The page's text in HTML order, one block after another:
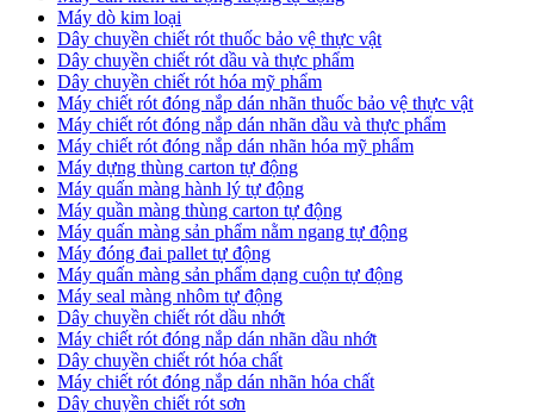
Máy dò kim loại
Dây chuyền chiết rót thuốc bảo vệ thực vật
Dây chuyền chiết rót dầu và thực phẩm
Dây chuyền chiết rót hóa mỹ phẩm
Máy chiết rót đóng nắp dán nhãn thuốc bảo vệ thực vật
Máy chiết rót đóng nắp dán nhãn dầu và thực phẩm
Máy chiết rót đóng nắp dán nhãn hóa mỹ phẩm
Máy dựng thùng carton tự động
Máy quấn màng hành lý tự động
Máy quần màng thùng carton tự động
Máy quấn màng sản phẩm nằm ngang tự động
Máy đóng đai pallet tự động
Máy quấn màng sản phẩm dạng cuộn tự động
Máy seal màng nhôm tự động
Dây chuyền chiết rót dầu nhớt
Máy chiết rót đóng nắp dán nhãn dầu nhớt
Dây chuyền chiết rót hóa chất
Máy chiết rót đóng nắp dán nhãn hóa chất
Dây chuyền chiết rót sơn